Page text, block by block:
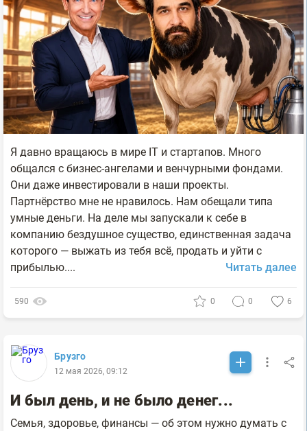
Я давно вращаюсь в мире IT и стартапов. Много
общался с бизнес-ангелами и венчурными фондами.
Они даже инвестировали в наши проекты.
Партнёрство мне не нравилось. Нам обещали типа
умные деньги. На деле мы запускали к себе в
компанию бездушное существо, единственная задача
которого — выжать из тебя всё, продать и уйти с
прибылью....
Читать далее
590 0 0 6
Брузго
12 мая 2026, 09:12
И был день, и не было денег...
Семья, здоровье, финансы — об этом нужно думать с